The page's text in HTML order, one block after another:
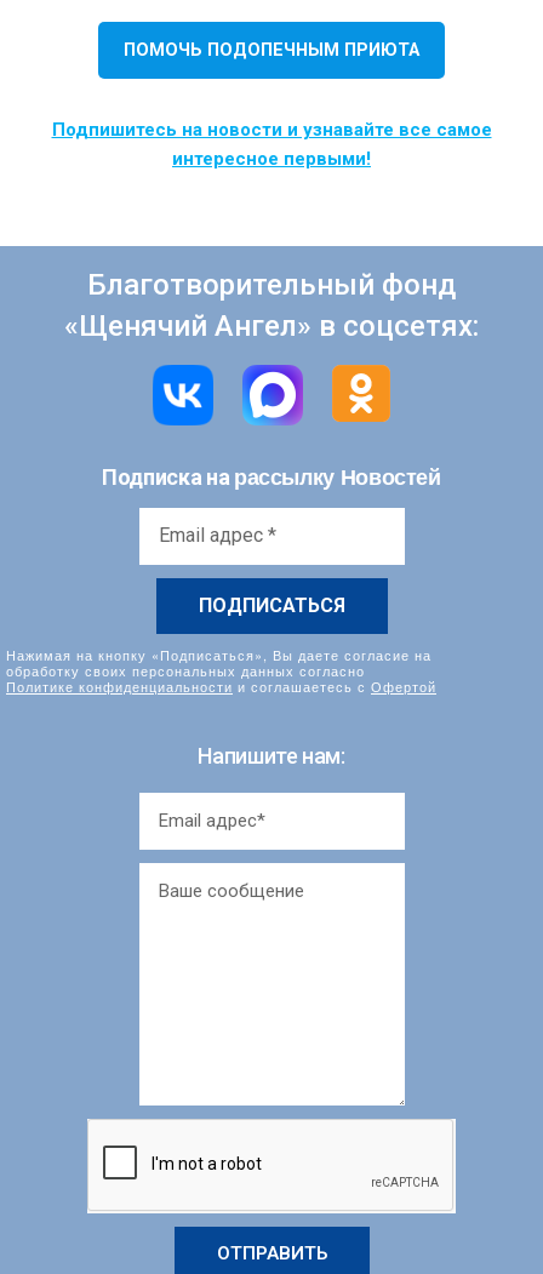
ПОМОЧЬ ПОДОПЕЧНЫМ ПРИЮТА
Подпишитесь на новости и узнавайте все самое
интересное первыми!
Благотворительный фонд
«Щенячий Ангел» в соцсетях:
Подписка на рассылку Новостей
Нажимая на кнопку «Подписаться», Вы даете согласие на
обработку своих персональных данных согласно
Политике конфиденциальности и соглашаетесь с Офертой
Напишите нам:
ОТПРАВИТЬ